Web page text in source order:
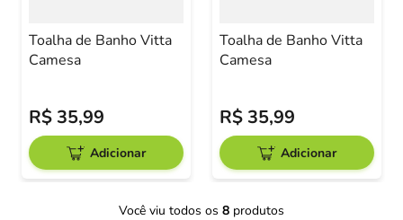
Toalha de Banho Vitta
Camesa
R$ 35,99
Adicionar
Toalha de Banho Vitta
Camesa
R$ 35,99
Adicionar
Você viu todos os 8 produtos